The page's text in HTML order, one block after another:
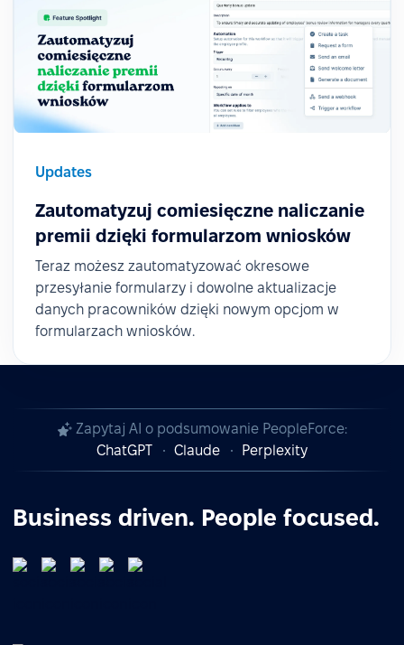
Updates
Zautomatyzuj comiesięczne naliczanie
premii dzięki formularzom wniosków
Teraz możesz zautomatyzować okresowe
przesyłanie formularzy i dowolne aktualizacje
danych pracowników dzięki nowym opcjom w
formularzach wniosków.
Zapytaj AI o podsumowanie PeopleForce:
ChatGPT
Claude Perplexity
Business driven. People focused.